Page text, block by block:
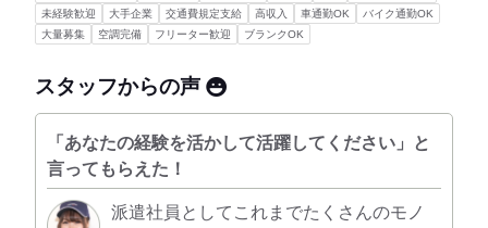
未経験歓迎
大手企業 交通費規定支給 高収入 車通勤OK
バイク通勤OK
大量募集
空調完備 フリーター歓迎 ブランクOK
スタッフからの声
「あなたの経験を活かして活躍してください」と
言ってもらえた！
派遣社員としてこれまでたくさんのモノ